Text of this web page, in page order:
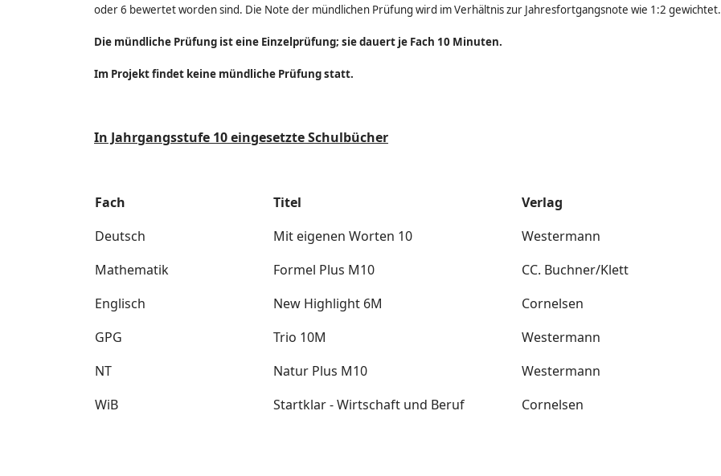
oder 6 bewertet worden sind. Die Note der mündlichen Prüfung wird im Verhältnis zur Jahresfortgangsnote wie 1:2 gewichtet.
Die mündliche Prüfung ist eine Einzelprüfung; sie dauert je Fach 10 Minuten.
Im Projekt findet keine mündliche Prüfung statt.
In Jahrgangsstufe 10 eingesetzte Schulbücher
Fach Titel
Verlag
Deutsch
Mit eigenen Worten 10
Westermann
Mathematik
Formel Plus M10
CC. Buchner/Klett
Englisch
New Highlight 6M
Cornelsen
GPG
Trio 10M
Westermann
NT
Natur Plus M10
Westermann
WiB
Startklar - Wirtschaft und Beruf Cornelsen